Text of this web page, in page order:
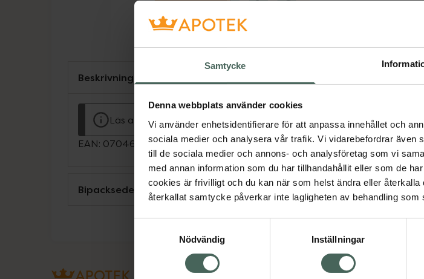
Samtycke
Denna webbplats använder cookies
Vi använder enhetsidentifierare för att anpassa innehållet och
sociala medier och analysera vår trafik. Vi vidarebefordrar även
till de sociala medier och annons- och analysföretag som vi
med annan information som du har tillhandahållit eller som de
cookies är frivilligt och du kan när som helst ändra eller
återkallat samtycke påverkar inte lagligheten av behandling som
Nödvändig
Inställningar
Beskrivning
Läs alltid bipacksedeln innan användning.
EAN: 07046265200512
Bipacksedel från FASS Visa